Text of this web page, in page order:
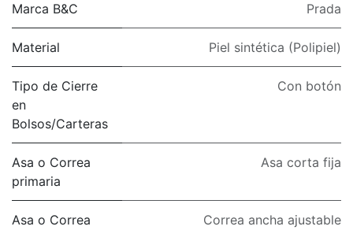
Marca B&C Prada
Material Piel sintética (Polipiel)
Tipo de Cierre
en
Bolsos/Carteras
Con botón
Asa o Correa
primaria
Asa corta fija
Asa o Correa
Correa ancha ajustable